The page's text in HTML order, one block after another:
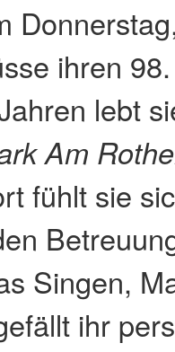
ihren
lebt
Am
fühlt sie
Singen,
ihr